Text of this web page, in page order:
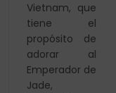
Vietnam, que
tiene el
propósito de
adorar al
Emperador de
Jade,